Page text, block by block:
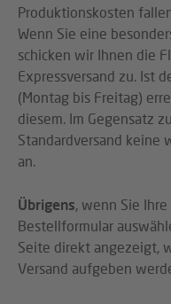
Produktionskosten
Wenn Sie eine
schicken wir Ihnen die
Expressversand zu. Ist
(Montag bis Freitag)
diesem. Im Gegensatz
Standardversand keine
an.
Übrigens, wenn Sie
Bestellformular
Seite direkt angezeigt,
Versand aufgeben